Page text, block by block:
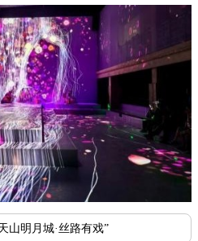
山明月城·丝路有戏”